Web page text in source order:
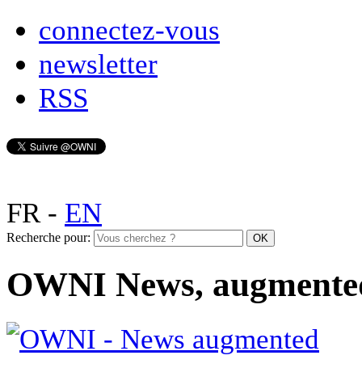
connectez-vous
newsletter
RSS
FR- EN
Recherche pour:
OWNI News,